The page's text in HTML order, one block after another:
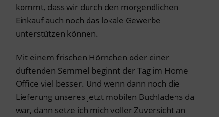
kommt, dass wir durch den morgendlichen
Einkauf auch noch das lokale Gewerbe
unterstützen können.
Mit einem frischen Hörnchen oder einer
duftenden Semmel beginnt der Tag im Home
Office viel besser. Und wenn dann noch die
Lieferung unseres jetzt mobilen Buchladens da
war, dann setze ich mich voller Zuversicht an